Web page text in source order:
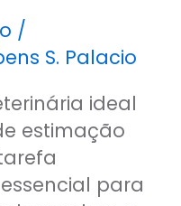
/
S. Palacio
ideal
estimação
para